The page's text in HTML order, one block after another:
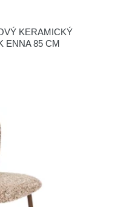
KERAMICKÝ
ENNA 85 CM